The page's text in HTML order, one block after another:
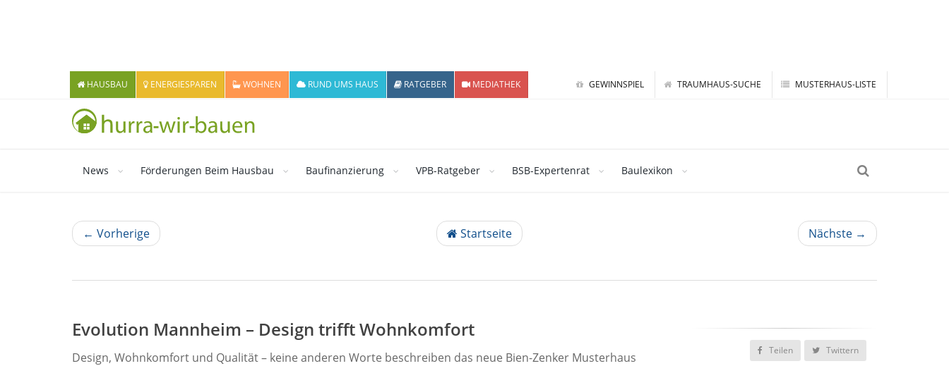
GEWINNSPIEL TRAUMHAUS-SUCHE MUSTERHAUS-LISTE
HAUSBAU ENERGIESPAREN WOHNEN RUND UMS HAUS RATGEBER MEDIATHEK
News Förderungen Beim Hausbau Baufinanzierung VPB-Ratgeber BSB-Expertenrat Baulexikon
← Vorherige Startseite Nächste →
Evolution Mannheim – Design trifft Wohnkomfort
Design, Wohnkomfort und Qualität – keine anderen Worte beschreiben das neue Bien-Zenker Musterhaus
Teilen Twittern